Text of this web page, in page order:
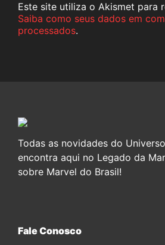
Este site utiliza o Akismet para
Saiba como seus dados em
processados.
Todas as novidades do
encontra aqui no Legado da
sobre Marvel do Brasil!
Fale Conosco